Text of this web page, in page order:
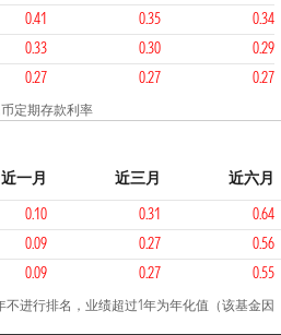
0.41 0.35
0.34
0.33 0.30
0.29
0.27 0.27 0.27
定期存款利率
近一月 近三月
近六月
0.10 0.31
0.64
0.09 0.27
0.56
0.09 0.27 0.55
不进行排名，业绩超过1年为年化值（该基金因